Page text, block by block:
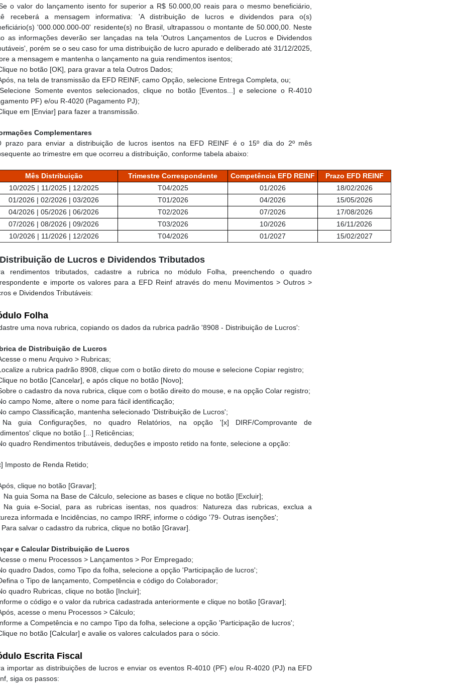
o valor do lançamento isento for superior a R$ 50.000,00 reais para o mesmo beneficiário,
receberá a mensagem informativa: 'A distribuição de lucros e dividendos para o(s)
'000.000.000-00' residente(s) no Brasil, ultrapassou o montante de 50.000,00. Neste
as informações deverão ser lançadas na tela 'Outros Lançamentos de Lucros e Dividendos
porém se o seu caso for uma distribuição de lucro apurado e deliberado até 31/12/2025,
a mensagem e mantenha o lançamento na guia rendimentos isentos;
no botão [OK], para gravar a tela Outros Dados;
na tela de transmissão da EFD REINF, camo Opção, selecione Entrega Completa, ou;
Selecione Somente eventos selecionados, clique no botão [Eventos...] e selecione o R-4010
PF) e/ou R-4020 (Pagamento PJ);
em [Enviar] para fazer a transmissão.
Complementares
prazo para enviar a distribuição de lucros isentos na EFD REINF é o 15º dia do 2º mês
ao trimestre em que ocorreu a distribuição, conforme tabela abaixo:
Mês Distribuição Trimestre Correspondente Competência EFD REINF Prazo EFD REINF
10/2025 | 11/2025 | 12/2025
T04/2025 01/2026
18/02/2026
01/2026 | 02/2026 | 03/2026
T01/2026 04/2026
15/05/2026
04/2026 | 05/2026 | 06/2026
T02/2026 07/2026
17/08/2026
07/2026 | 08/2026 | 09/2026
T03/2026 10/2026
16/11/2026
10/2026 | 11/2026 | 12/2026
T04/2026 01/2027 15/02/2027
de Lucros e Dividendos Tributados
rendimentos tributados, cadastre a rubrica no módulo Folha, preenchendo o quadro
e importe os valores para a EFD Reinf através do menu Movimentos > Outros >
e Dividendos Tributáveis:
Folha
uma nova rubrica, copiando os dados da rubrica padrão '8908 - Distribuição de Lucros':
de Distribuição de Lucros
o menu Arquivo > Rubricas;
a rubrica padrão 8908, clique com o botão direto do mouse e selecione Copiar registro;
no botão [Cancelar], e após clique no botão [Novo];
o cadastro da nova rubrica, clique com o botão direito do mouse, e na opção Colar registro;
campo Nome, altere o nome para fácil identificação;
campo Classificação, mantenha selecionado 'Distribuição de Lucros';
Na guia Configurações, no quadro Relatórios, na opção '[x] DIRF/Comprovante de
clique no botão [...] Reticências;
quadro Rendimentos tributáveis, deduções e imposto retido na fonte, selecione a opção:
Imposto de Renda Retido;
clique no botão [Gravar];
Na guia Soma na Base de Cálculo, selecione as bases e clique no botão [Excluir];
Na guia e-Social, para as rubricas isentas, nos quadros: Natureza das rubricas, exclua a
informada e Incidências, no campo IRRF, informe o código '79- Outras isenções';
Para salvar o cadastro da rubrica, clique no botão [Gravar].
e Calcular Distribuição de Lucros
o menu Processos > Lançamentos > Por Empregado;
quadro Dados, como Tipo da folha, selecione a opção 'Participação de lucros';
o Tipo de lançamento, Competência e código do Colaborador;
quadro Rubricas, clique no botão [Incluir];
o código e o valor da rubrica cadastrada anteriormente e clique no botão [Gravar];
acesse o menu Processos > Cálculo;
a Competência e no campo Tipo da folha, selecione a opção 'Participação de lucros';
no botão [Calcular] e avalie os valores calculados para o sócio.
Escrita Fiscal
importar as distribuições de lucros e enviar os eventos R-4010 (PF) e/ou R-4020 (PJ) na EFD
siga os passos: